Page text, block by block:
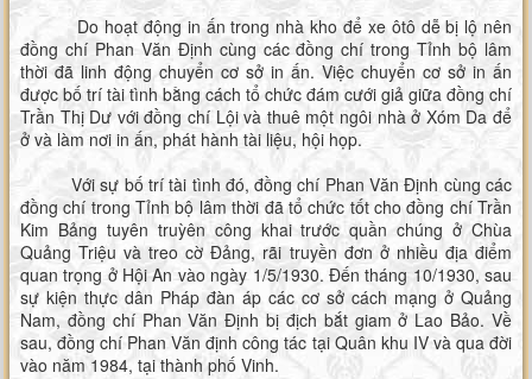
Do hoạt động in ấn trong nhà kho để xe ôtô dễ bị lộ nên
đồng chí Phan Văn Định cùng các đồng chí trong Tỉnh bộ lâm
thời đã linh động chuyển cơ sở in ấn. Việc chuyển cơ sở in ấn
được bố trí tài tình bằng cách tổ chức đám cưới giả giữa đồng chí
Trần Thị Dư với đồng chí Lội và thuê một ngôi nhà ở Xóm Da để
ở và làm nơi in ấn, phát hành tài liệu, hội họp.
Với sự bố trí tài tình đó, đồng chí Phan Văn Định cùng các
đồng chí trong Tỉnh bộ lâm thời đã tổ chức tốt cho đồng chí Trần
Kim Bảng tuyên truỳên công khai trước quần chúng ở Chùa
Quảng Triệu và treo cờ Đảng, rãi truyền đơn ở nhiều địa điểm
quan trọng ở Hội An vào ngày 1/5/1930. Đến tháng 10/1930, sau
sự kiện thực dân Pháp đàn áp các cơ sở cách mạng ở Quảng
Nam, đồng chí Phan Văn Định bị địch bắt giam ở Lao Bảo. Về
sau, đồng chí Phan Văn định công tác tại Quân khu IV và qua đời
vào năm 1984, tại thành phố Vinh.